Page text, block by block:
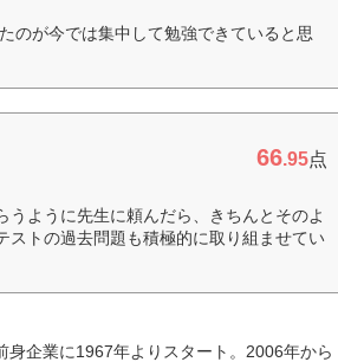
のが今では集中して勉強できていると思
66.95点
ように先生に頼んだら、きちんとそのよ
ストの過去問題も積極的に取り組ませてい
企業に1967年よりスタート。2006年から